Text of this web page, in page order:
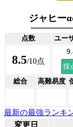
ジャヒー
点数 ユー
8.5/10点
総合 高難易度
最新の最強ランキ
変更日